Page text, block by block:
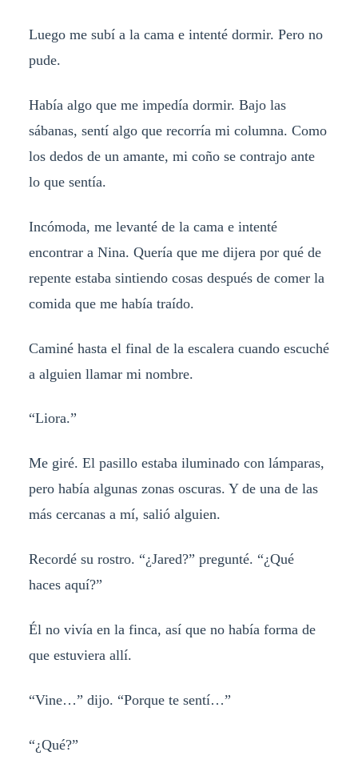
Luego me subí a la cama e intenté dormir. Pero no
pude.
Había algo que me impedía dormir. Bajo las
sábanas, sentí algo que recorría mi columna. Como
los dedos de un amante, mi coño se contrajo ante
lo que sentía.
Incómoda, me levanté de la cama e intenté
encontrar a Nina. Quería que me dijera por qué de
repente estaba sintiendo cosas después de comer la
comida que me había traído.
Caminé hasta el final de la escalera cuando escuché
a alguien llamar mi nombre.
“Liora.”
Me giré. El pasillo estaba iluminado con lámparas,
pero había algunas zonas oscuras. Y de una de las
más cercanas a mí, salió alguien.
Recordé su rostro. “¿Jared?” pregunté. “¿Qué
haces aquí?”
Él no vivía en la finca, así que no había forma de
que estuviera allí.
“Vine…” dijo. “Porque te sentí…”
“¿Qué?”